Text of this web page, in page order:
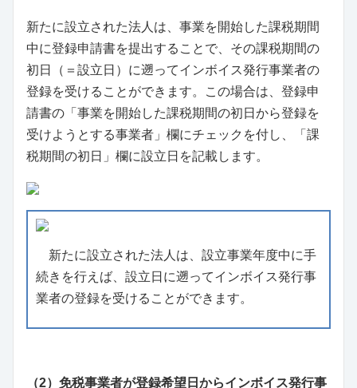
新たに設立された法人は、事業を開始した課税期間
中に登録申請書を提出することで、その課税期間の
初日（＝設立日）に遡ってインボイス発行事業者の
登録を受けることができます。この場合は、登録申
請書の「事業を開始した課税期間の初日から登録を
受けようとする事業者」欄にチェックを付し、「課
税期間の初日」欄に設立日を記載します。
新たに設立された法人は、設立事業年度中に手
続きを行えば、設立日に遡ってインボイス発行事
業者の登録を受けることができます。
（2）免税事業者が登録希望日からインボイス発行事